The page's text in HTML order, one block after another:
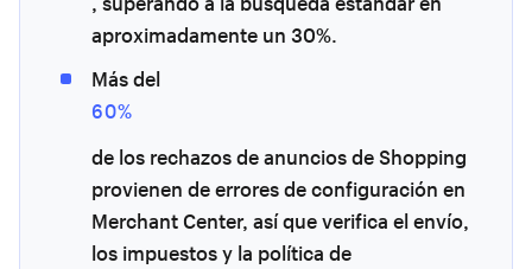
aproximadamente un 30%.
Más del
60%
de los rechazos de anuncios de Shopping
provienen de errores de configuración en
Merchant Center, así que verifica el envío,
los impuestos y la política de